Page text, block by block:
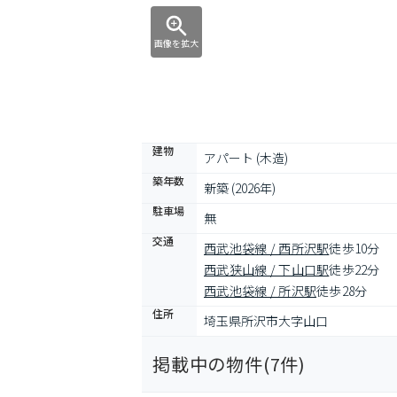
画像を拡大
建物 アパート (木造)
築年数 新築 (2026年)
駐車場 無
交通 西武池袋線 / 西所沢駅徒歩10分
西武狭山線 / 下山口駅徒歩22分
西武池袋線 / 所沢駅徒歩28分
住所 埼玉県所沢市大字山口
掲載中の物件(7件)